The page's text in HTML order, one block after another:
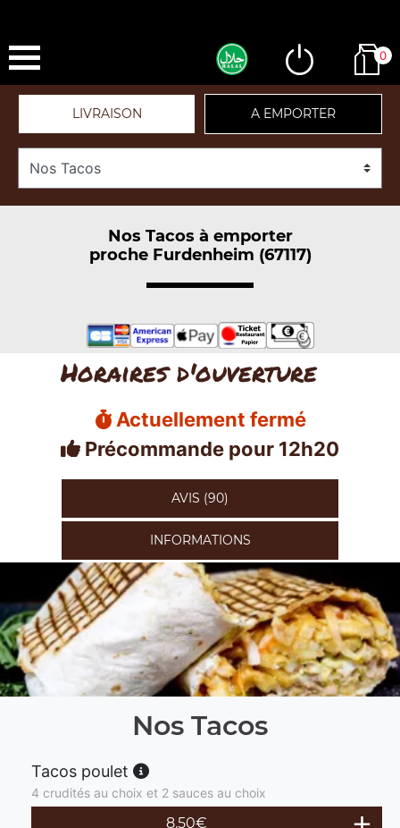
0
LIVRAISON A EMPORTER
Nos Tacos à emporter
proche Furdenheim (67117)
Horaires d'ouverture
Actuellement fermé
Précommande pour 12h20
AVIS (90)
INFORMATIONS
Nos Tacos
Tacos poulet
4 crudités au choix et 2 sauces au choix
8.50€